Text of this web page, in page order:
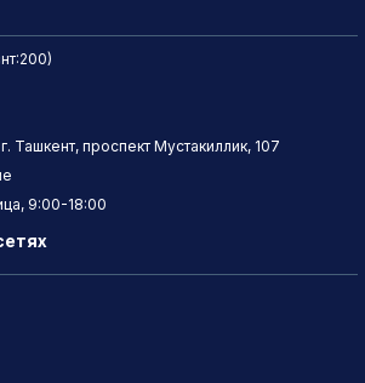
Ташкент, проспект Мустакиллик, 107
9:00-18:00